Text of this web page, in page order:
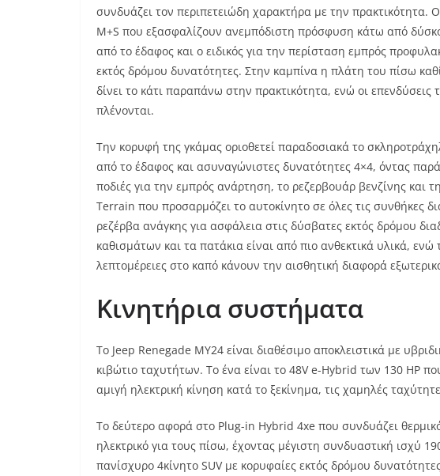
συνδυάζει τον περιπετειώδη χαρακτήρα με την πρακτικότητα.
M+S που εξασφαλίζουν ανεμπόδιστη πρόσφυση κάτω από
από το έδαφος και ο ειδικός για την περίσταση εμπρός
εκτός δρόμου δυνατότητες. Στην καμπίνα η πλάτη του πίσω
δίνει το κάτι παραπάνω στην πρακτικότητα, ενώ οι
πλένονται.
Την κορυφή της γκάμας οριοθετεί παραδοσιακά το
από το έδαφος και ασυναγώνιστες δυνατότητες 4×4, όντας
ποδιές για την εμπρός ανάρτηση, το ρεζερβουάρ βενζίνης και
Terrain που προσαρμόζει το αυτοκίνητο σε όλες τις συνθήκες
ρεζέρβα ανάγκης για ασφάλεια στις δύσβατες εκτός δρόμου
καθισμάτων και τα πατάκια είναι από πιο ανθεκτικά υλικά,
λεπτομέρειες στο καπό κάνουν την αισθητική διαφορά
Κινητήρια συστήματα
Το Jeep Renegade MY24 είναι διαθέσιμο αποκλειστικά με
κιβώτιο ταχυτήτων. Το ένα είναι το 48V e-Hybrid των 130 HP
αμιγή ηλεκτρική κίνηση κατά το ξεκίνημα, τις χαμηλές
Το δεύτερο αφορά στο Plug-in Hybrid 4xe που συνδυάζει
ηλεκτρικό για τους πίσω, έχοντας μέγιστη συνδυαστική ισχύ
πανίσχυρο 4κίνητο SUV με κορυφαίες εκτός δρόμου